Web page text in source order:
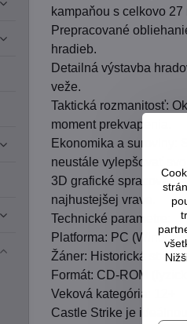
kampaňou s celkovo 27
Prepracované
hradieb.
Detailná výstavba
veže.
Taktická rozmanitosť:
moment prekvapenia.
Ekonomika a suroviny:
neustále vylepšovať
3D grafické
najhustejšej vrave.
Technické parametre:
Platforma: PC
Žáner: Historická
Formát: CD-ROM
Veková kategória: 12+
Castle Strike je